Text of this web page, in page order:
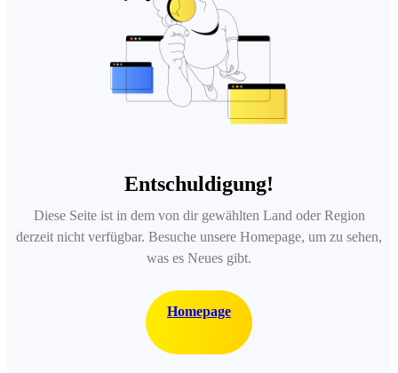
Entschuldigung!
Diese Seite ist in dem von dir gewählten Land oder Region
derzeit nicht verfügbar. Besuche unsere Homepage, um zu sehen,
was es Neues gibt.
Homepage